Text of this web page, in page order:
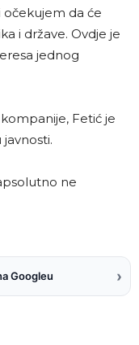
da će
i države. Ovdje je
jednog
Fetić je
ne
Googleu ›